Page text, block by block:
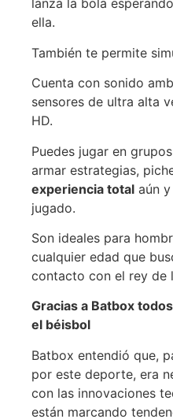
lanza la bola
ella.
También te permite
Cuenta con sonido
sensores de ultra alta
HD.
Puedes jugar en
armar estrategias,
experiencia total aún
jugado.
Son ideales para
cualquier edad que
contacto con el rey de
Gracias a Batbox
el béisbol
Batbox entendió que,
por este deporte, era
con las innovaciones
están marcando